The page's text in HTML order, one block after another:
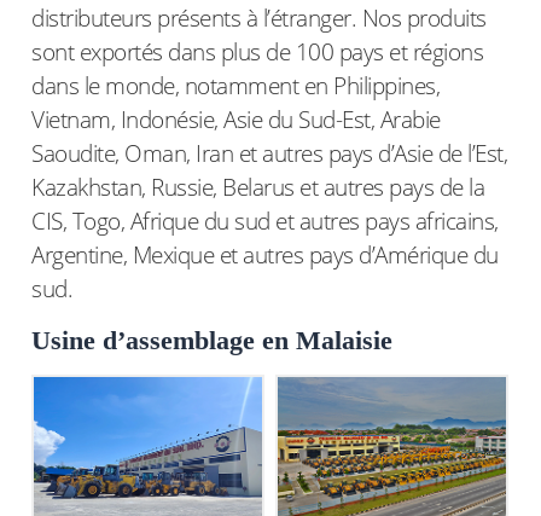
distributeurs présents à l’étranger. Nos produits
sont exportés dans plus de 100 pays et régions
dans le monde, notamment en Philippines,
Vietnam, Indonésie, Asie du Sud-Est, Arabie
Saoudite, Oman, Iran et autres pays d’Asie de l’Est,
Kazakhstan, Russie, Belarus et autres pays de la
CIS, Togo, Afrique du sud et autres pays africains,
Argentine, Mexique et autres pays d’Amérique du
sud.
Usine d’assemblage en Malaisie